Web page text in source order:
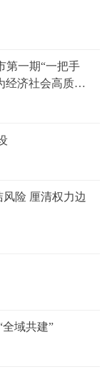
第一期“一把手
经济社会高质量
险 厘清权力边
域共建”